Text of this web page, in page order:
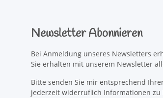
Newsletter Abonnieren
Bei Anmeldung unseres Newsletters
Sie erhalten mit unserem Newsletter
Bitte senden Sie mir entsprechend
jederzeit widerruflich Informationen